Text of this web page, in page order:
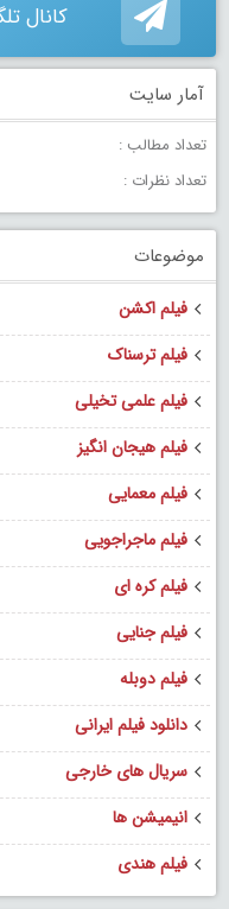
کانال
آمار سایت
تعداد مطالب :
تعداد نظرات :
موضوعات
فیلم اکشن
فیلم ترسناک
فیلم علمی تخیلی
فیلم هیجان انگیز
فیلم معمایی
فیلم ماجراجویی
فیلم کره ای
فیلم جنایی
فیلم دوبله
دانلود فیلم ایرانی
سریال های خارجی
انیمیشن ها
فیلم هندی